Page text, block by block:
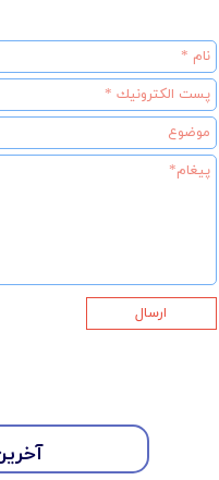
ارسال